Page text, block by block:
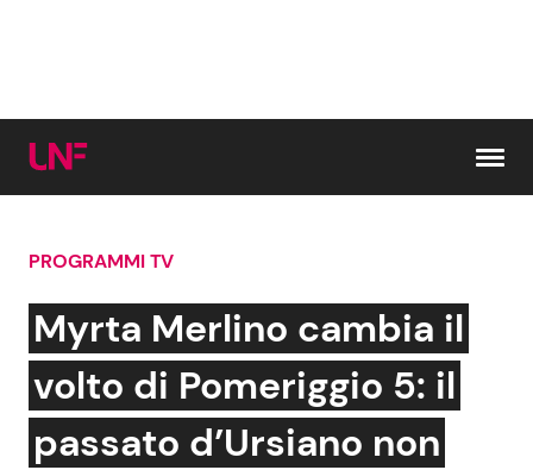
Cerca:
News e Cronaca
Attualità Italiana
Gossip e TV
Bellezze VIP
PROGRAMMI TV
Myrta Merlino cambia il
volto di Pomeriggio 5: il
passato d’Ursiano non